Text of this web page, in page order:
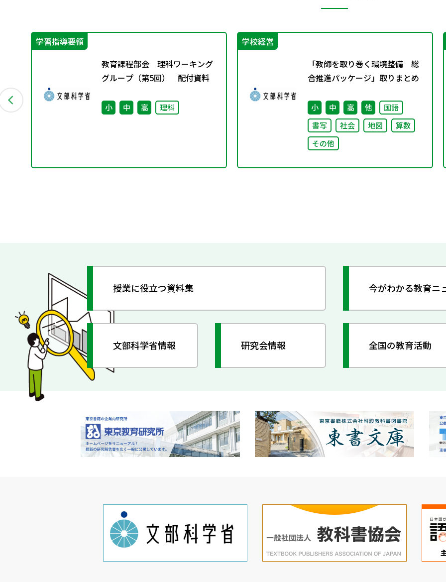
学習指導要領
教育課程部会 理科ワーキング
グループ（第5回） 配付資料
小 中 高 理科
学校経営
「教師を取り巻く環境整備 総
合推進パッケージ」取りまとめ
小 中 高 他
国語
書写
社会 地図
算数
その他
授業に役立つ資料集 今がわかる教育ニ
文部科学省情報 研究会情報 全国の教育活動